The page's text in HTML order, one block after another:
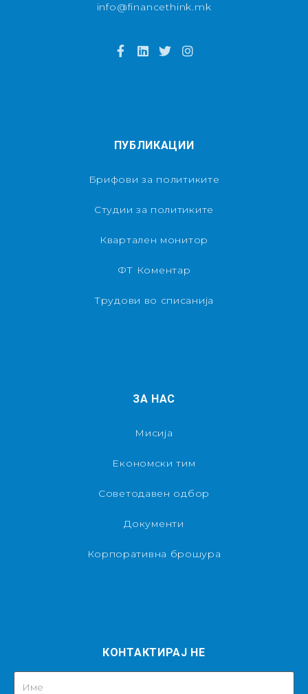
info@financethink.mk
ПУБЛИКАЦИИ
Брифови за политиките
Студии за политиките
Квартален монитор
ФТ Коментар
Трудови во списанија
ЗА НАС
Мисија
Економски тим
Советодавен одбор
Документи
Корпоративна брошура
КОНТАКТИРАЈ НЕ